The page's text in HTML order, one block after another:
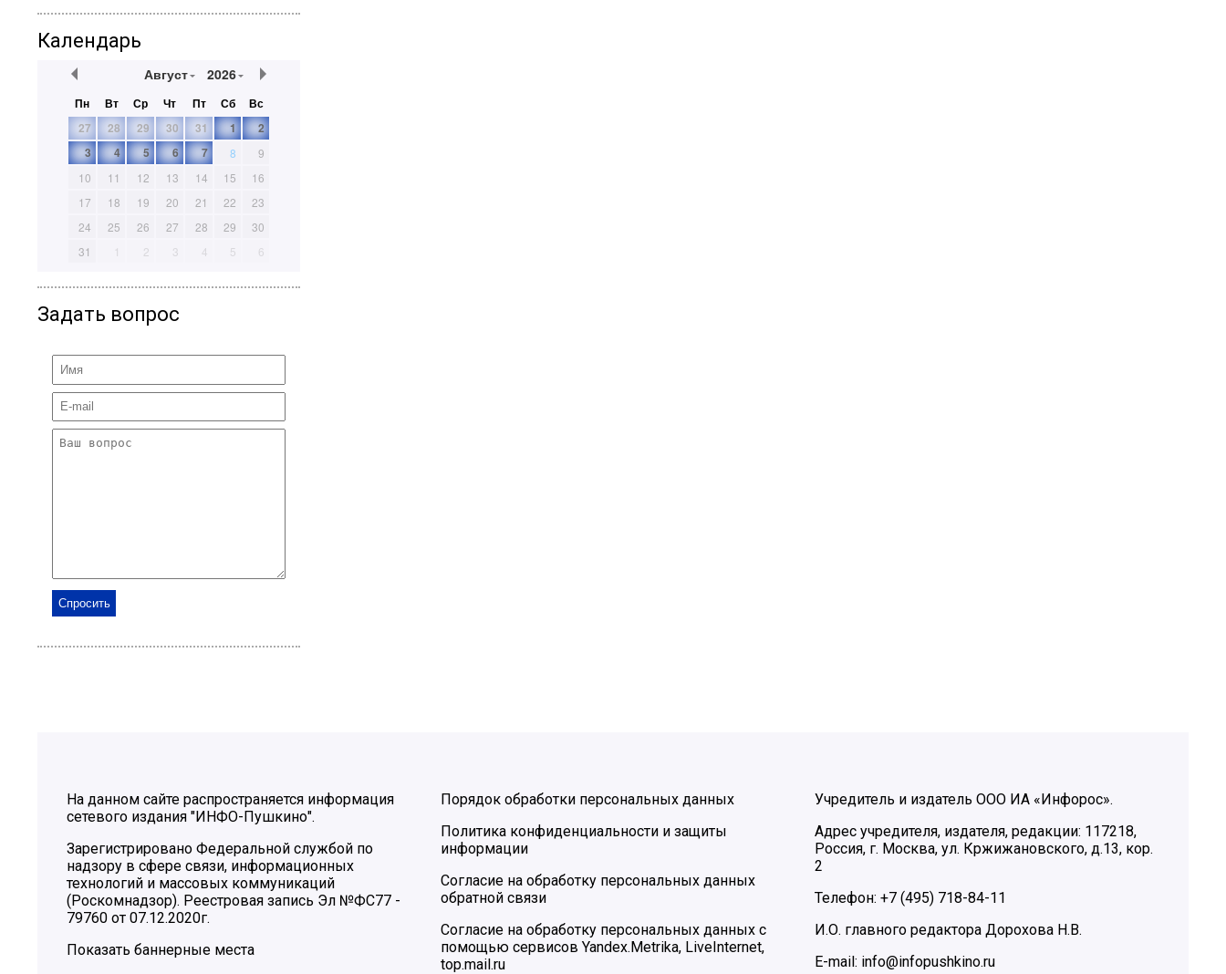
Календарь
Август 2026
Пн Вт Ср Чт Пт Сб
Вс
27
28 29 30 31 1
2
3
4 5 6 7 8
9
10
11 12 13 14 15
16
17
18 19 20 21 22
23
24
25 26 27 28 29
30
31
1 2 3 4 5 6
Задать вопрос
На данном сайте распространяется информация
сетевого издания "ИНФО-Пушкино".
Зарегистрировано Федеральной службой по
надзору в сфере связи, информационных
технологий и массовых коммуникаций
(Роскомнадзор). Реестровая запись Эл №ФС77 -
79760 от 07.12.2020г.
Показать баннерные места
Порядок обработки персональных данных
Политика конфиденциальности и защиты
информации
Согласие на обработку персональных данных
обратной связи
Согласие на обработку персональных данных с
помощью сервисов Yandex.Metrika, LiveInternet,
top.mail.ru
Учредитель и издатель ООО ИА «Инфорос».
Адрес учредителя, издателя, редакции: 117218,
Россия, г. Москва, ул. Кржижановского, д.13, кор.
2
Телефон: +7 (495) 718-84-11
И.О. главного редактора Дорохова Н.В.
E-mail: info@infopushkino.ru